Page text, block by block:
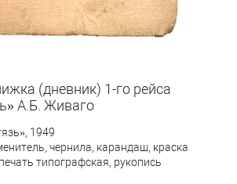
(дневник) 1-го рейса
А.Б. Живаго
1949
чернила, карандаш, краска
типографская, рукопись